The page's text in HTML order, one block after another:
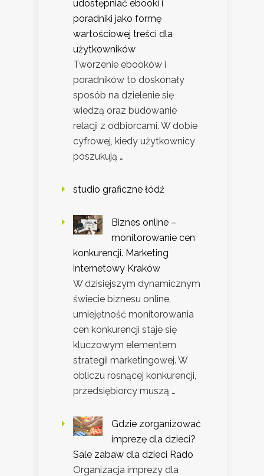
udostępniać ebooki i
poradniki jako formę
wartościowej treści dla
użytkowników
Tworzenie ebooków i
poradników to doskonały
sposób na dzielenie się
wiedzą oraz budowanie
relacji z odbiorcami. W dobie
cyfrowej, kiedy użytkownicy
poszukują …
studio graficzne łódź
Biznes online –
monitorowanie cen
konkurencji. Marketing
internetowy Kraków
W dzisiejszym dynamicznym
świecie biznesu online,
umiejętność monitorowania
cen konkurencji staje się
kluczowym elementem
strategii marketingowej. W
obliczu rosnącej konkurencji,
przedsiębiorcy muszą …
Gdzie zorganizować
imprezę dla dzieci?
Sale zabaw dla dzieci Rado
Organizacja imprezy dla